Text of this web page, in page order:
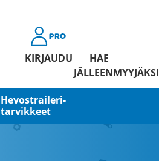
KIRJAUDU
HAE
JÄLLEENMYYJÄKSI
Hevostraileri­
tarvikkeet